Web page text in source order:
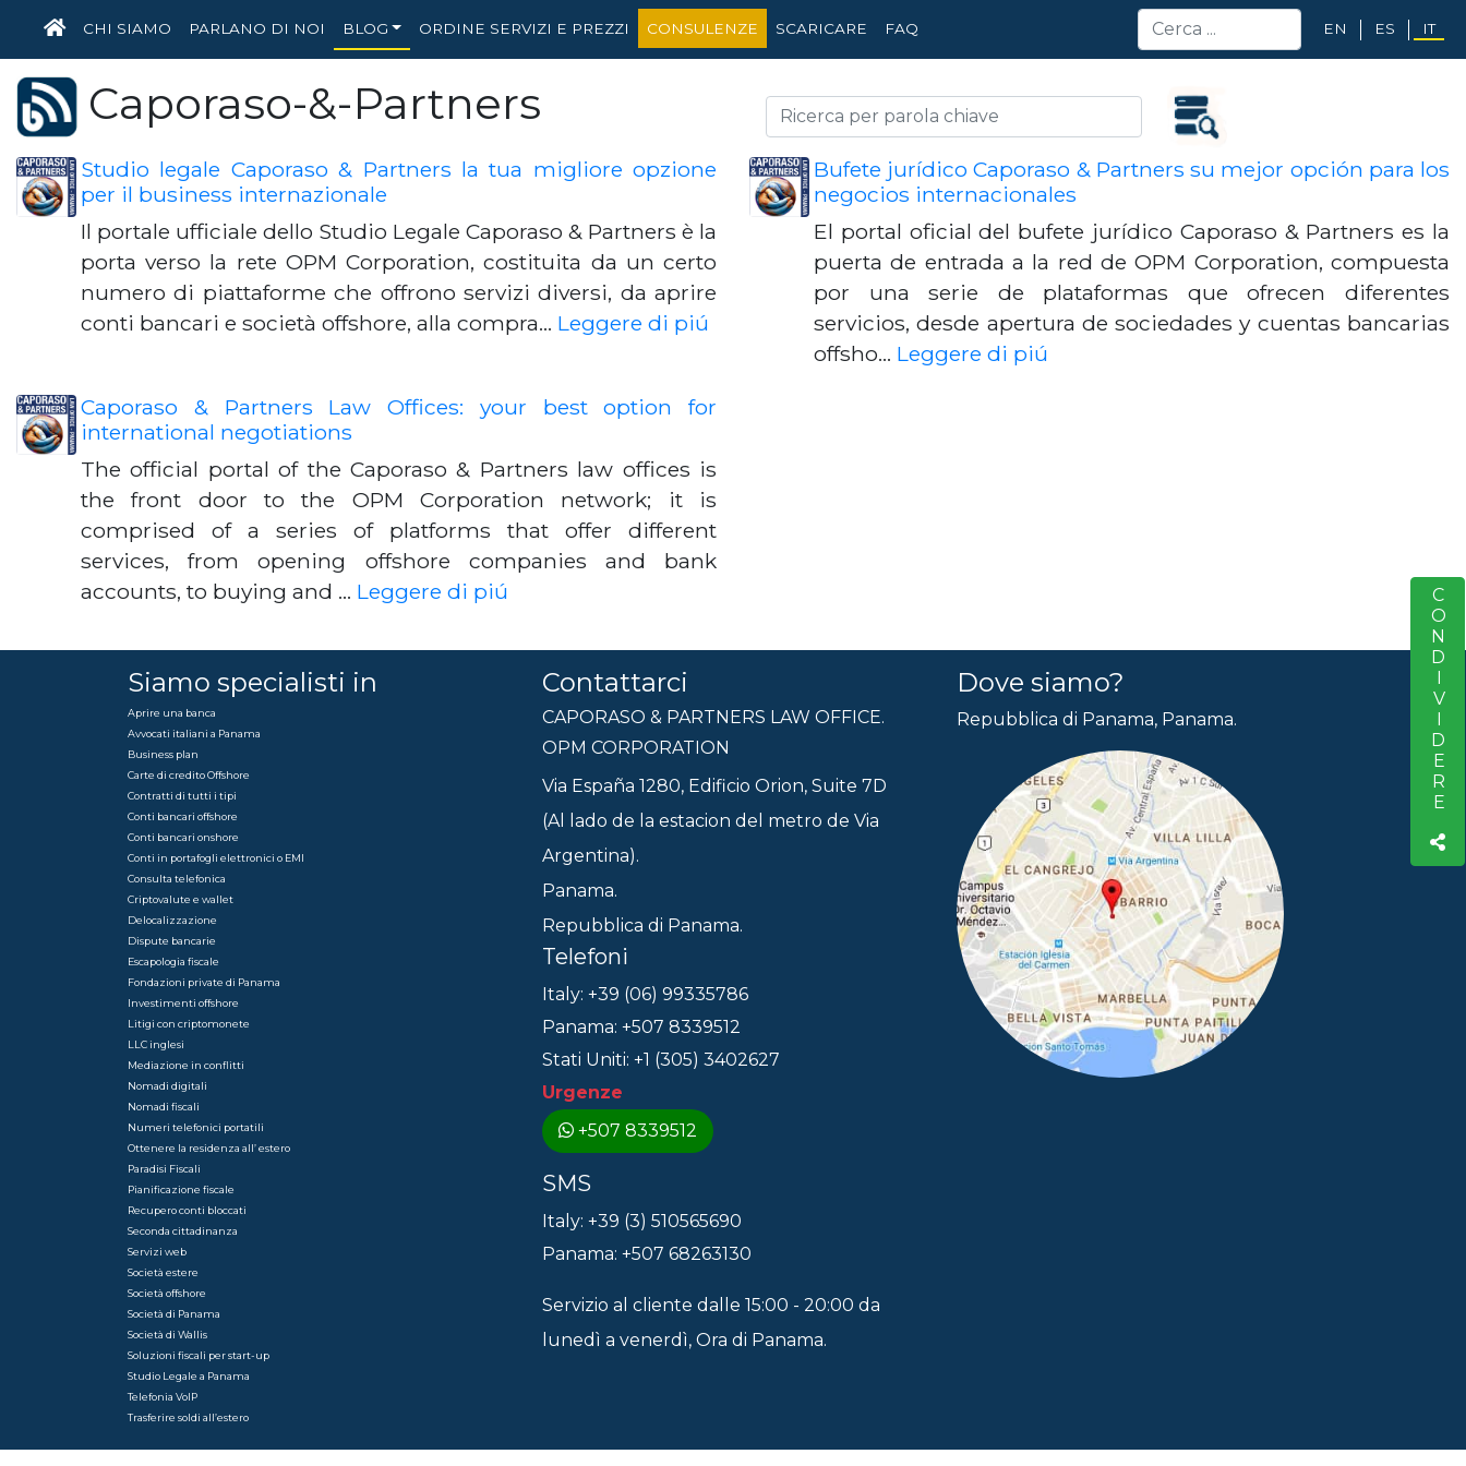
HOME
CHI SIAMO PARLANO DI NOI BLOG ORDINE SERVIZI E PREZZI CONSULENZE SCARICARE FAQ EN ES IT
Caporaso-&-Partners
Studio legale Caporaso & Partners la tua migliore opzione
per il business internazionale
Il portale ufficiale dello Studio Legale Caporaso & Partners è la
porta verso la rete OPM Corporation, costituita da un certo
numero di piattaforme che offrono servizi diversi, da aprire
conti bancari e società offshore, alla compra… Leggere di piú
Bufete jurídico Caporaso & Partners su mejor opción para los
negocios internacionales
El portal oficial del bufete jurídico Caporaso & Partners es la
puerta de entrada a la red de OPM Corporation, compuesta
por una serie de plataformas que ofrecen diferentes
servicios, desde apertura de sociedades y cuentas bancarias
offsho… Leggere di piú
Caporaso & Partners Law Offices: your best option for
international negotiations
The official portal of the Caporaso & Partners law offices is
the front door to the OPM Corporation network; it is
comprised of a series of platforms that offer different
services, from opening offshore companies and bank
accounts, to buying and … Leggere di piú CONDIVIDERE
Siamo specialisti in
Aprire una banca
Avvocati italiani a Panama
Business plan
Carte di credito Offshore
Contratti di tutti i tipi
Conti bancari offshore
Conti bancari onshore
Conti in portafogli elettronici o EMI
Consulta telefonica
Criptovalute e wallet
Delocalizzazione
Dispute bancarie
Escapologia fiscale
Fondazioni private di Panama
Investimenti offshore
Litigi con criptomonete
LLC inglesi
Mediazione in conflitti
Nomadi digitali
Nomadi fiscali
Numeri telefonici portatili
Ottenere la residenza all’ estero
Paradisi Fiscali
Pianificazione fiscale
Recupero conti bloccati
Seconda cittadinanza
Servizi web
Società estere
Società offshore
Società di Panama
Società di Wallis
Soluzioni fiscali per start-up
Studio Legale a Panama
Telefonia VoIP
Trasferire soldi all’estero
Contattarci
CAPORASO & PARTNERS LAW OFFICE.
OPM CORPORATION
Via España 1280, Edificio Orion, Suite 7D
(Al lado de la estacion del metro de Via
Argentina).
Panama.
Repubblica di Panama.
Telefoni
Italy: +39 (06) 99335786
Panama: +507 8339512
Stati Uniti: +1 (305) 3402627
Urgenze
+507 8339512
SMS
Italy: +39 (3) 510565690
Panama: +507 68263130
Servizio al cliente dalle 15:00 - 20:00 da
lunedì a venerdì, Ora di Panama.
Dove siamo?
Repubblica di Panama, Panama.